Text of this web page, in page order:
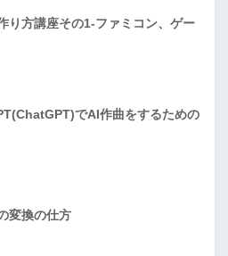
り方講座その1-ファミコン、ゲー
でAI作曲をするための
変換の仕方